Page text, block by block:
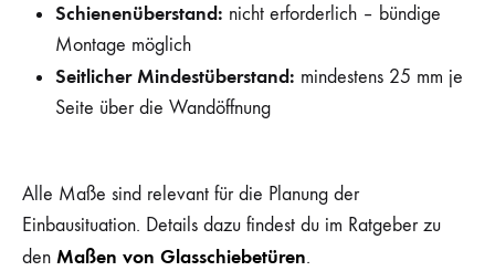
Schienenüberstand: nicht erforderlich – bündige
Montage möglich
Seitlicher Mindestüberstand: mindestens 25 mm je
Seite über die Wandöffnung
Alle Maße sind relevant für die Planung der
Einbausituation. Details dazu findest du im Ratgeber zu
den Maßen von Glasschiebetüren.